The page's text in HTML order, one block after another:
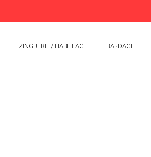
ZINGUERIE / HABILLAGE BARDAGE